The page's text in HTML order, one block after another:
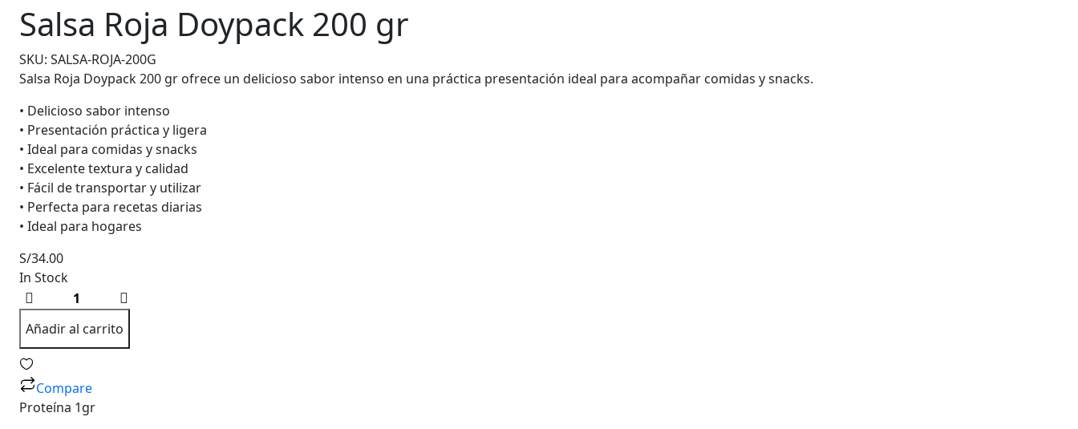
Salsa Roja Doypack 200 gr
SKU: SALSA-ROJA-200G
Salsa Roja Doypack 200 gr ofrece un delicioso sabor intenso en una práctica presentación ideal para acompañar comidas y snacks.
• Delicioso sabor intenso
• Presentación práctica y ligera
• Ideal para comidas y snacks
• Excelente textura y calidad
• Fácil de transportar y utilizar
• Perfecta para recetas diarias
• Ideal para hogares
S/34.00
In Stock
Salsa
Roja
Doypack
200
gr
quantity
Añadir al carrito
Compare
Proteína 1gr